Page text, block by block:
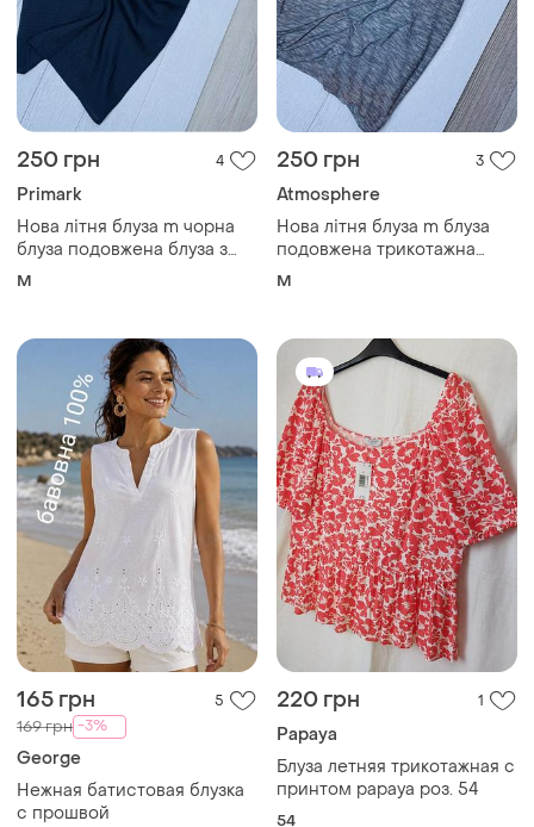
250 грн 4
Primark
Нова літня блуза m чорна
блуза подовжена блуза з
боковими розрізами з
M
250 грн 3
Atmosphere
Нова літня блуза m блуза
подовжена трикотажна
блуза з вирізом
M
165 грн 5
169 грн -3%
George
Нежная батистовая блузка
с прошвой
220 грн 1
Papaya
Блуза летняя трикотажная с
принтом papaya роз. 54
54